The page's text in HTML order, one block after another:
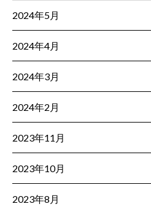
2024年5月
2024年4月
2024年3月
2024年2月
2023年11月
2023年10月
2023年8月